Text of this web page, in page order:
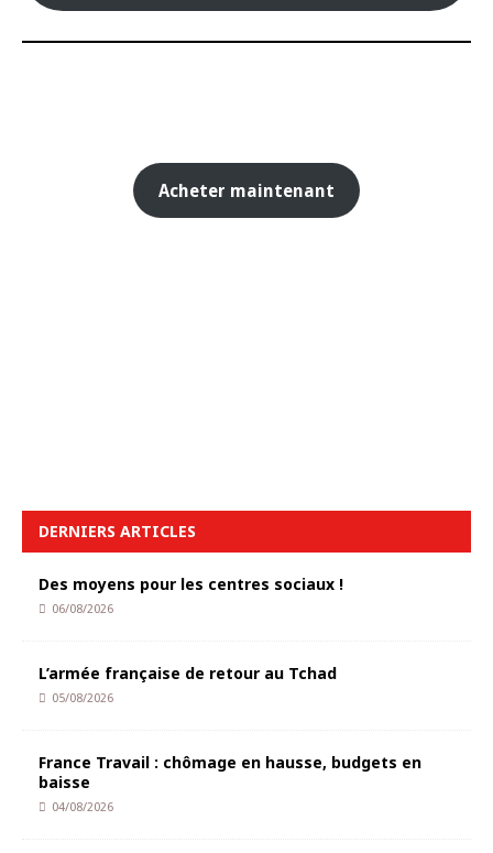
Acheter maintenant
DERNIERS ARTICLES
Des moyens pour les centres sociaux !
06/08/2026
L’armée française de retour au Tchad
05/08/2026
France Travail : chômage en hausse, budgets en
baisse
04/08/2026